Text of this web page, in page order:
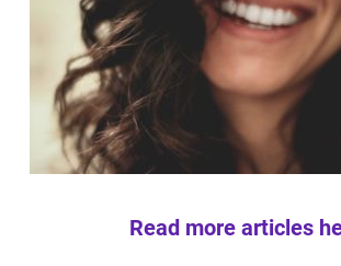
Read more articles